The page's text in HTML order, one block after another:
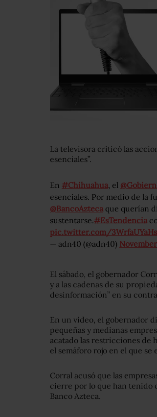
La televisora criticó las
esenciales”.
En #Chihuahua, el
esenciales. Por medio de la
@BancoAztecaque querían
sustentarse.#EsTendencia
pic.twitter.com/3WrfaUYaHs
— adn40 (@adn40) November
El sábado, el gobernador
y a las cadenas de su
desinformación” en su
En un video, el gobernador
pequeñas y medianas
acatado las restricciones de
el semáforo rojo en el que se
Corral acusó que las
cierre por lo que han tenido
Banco Azteca.